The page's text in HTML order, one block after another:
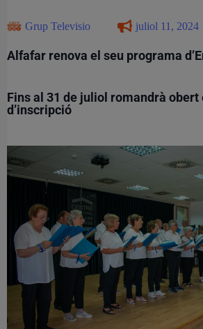
Grup Televisio juliol 11, 2024
Alfafar renova el seu programa
Fins al 31 de juliol romandrà
d’inscripció